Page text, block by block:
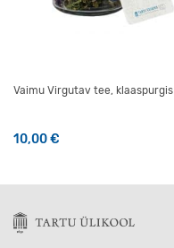
Vaimu Virgutav tee, klaaspurgis
10,00€